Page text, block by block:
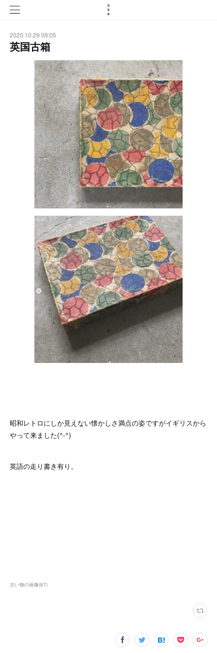
2020.10.29 09:05
英国古箱
昭和レトロにしか見えない懐かしさ満点の姿ですがイギリスから
やって来ました(^-^)
英語の走り書き有り。
古い物の画像(87)